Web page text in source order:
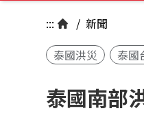
::: / 新聞
泰國洪災
泰國
泰國南部